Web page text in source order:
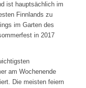
ist hauptsächlich im
Finnlands zu
im Garten des
in 2017
am Wochenende
Die meisten feiern